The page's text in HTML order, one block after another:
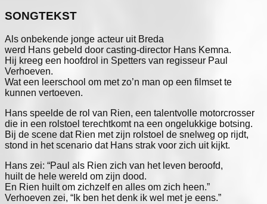
SONGTEKST
Als onbekende jonge acteur uit Breda
werd Hans gebeld door casting-director Hans Kemna.
Hij kreeg een hoofdrol in Spetters van regisseur Paul
Verhoeven.
Wat een leerschool om met zo’n man op een filmset te
kunnen vertoeven.
Hans speelde de rol van Rien, een talentvolle motorcrosser
die in een rolstoel terechtkomt na een ongelukkige botsing.
Bij de scene dat Rien met zijn rolstoel de snelweg op rijdt,
stond in het scenario dat Hans strak voor zich uit kijkt.
Hans zei: “Paul als Rien zich van het leven beroofd,
huilt de hele wereld om zijn dood.
En Rien huilt om zichzelf en alles om zich heen.”
Verhoeven zei, “Ik ben het denk ik wel met je eens.”